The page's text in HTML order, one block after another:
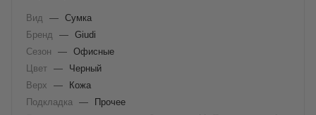
Вид — Сумка
Бренд
— Giudi
Сезон
— Офисные
Цвет —
Черный
Верх
—
Кожа
Подкладка
—
Прочее